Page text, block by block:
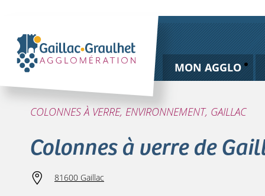
MON AGGLO
COLONNES À VERRE, ENVIRONNEMENT, GAILLAC
Colonnes à verre de
81600 Gaillac